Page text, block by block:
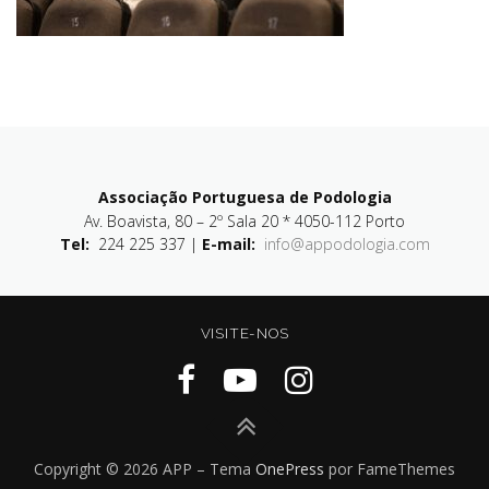
Associação Portuguesa de Podologia
Av. Boavista, 80 – 2º Sala 20 * 4050-112 Porto
Tel: 224 225 337 | E-mail: info@appodologia.com
VISITE-NOS
Copyright © 2026 APP – Tema OnePress por FameThemes